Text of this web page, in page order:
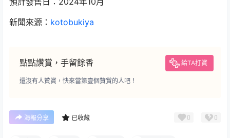
新聞來源： kotobukiya
點點讚賞，手留餘香 給TA打賞
還沒有人贊賞，快來當第壹個贊賞的人吧！
海報分享 已收藏 0 0